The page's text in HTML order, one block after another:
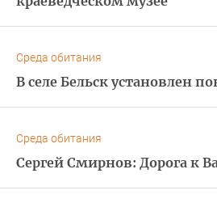
Среда обитания
В селе Бельск установлен
Среда обитания
Сергей Смирнов: Дорога к